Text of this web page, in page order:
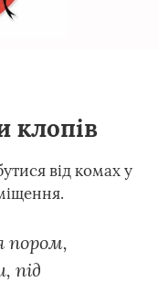
клопів
від комах у
під